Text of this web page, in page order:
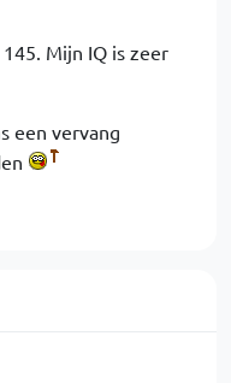
Mijn IQ is zeer
een vervang